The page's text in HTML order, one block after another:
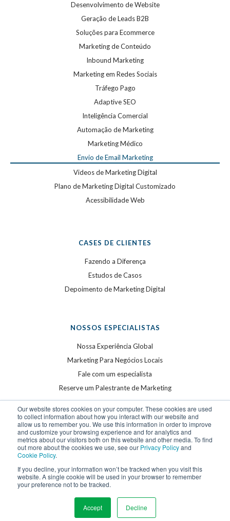
Our website stores cookies on your computer. These cookies are used
to collect information about how you interact with our website and
allow us to remember you. We use this information in order to improve
and customize your browsing experience and for analytics and
metrics about our visitors both on this website and other media. To find
out more about the cookies we use, see our Privacy Policyand
Cookie Policy.
If you decline, your information won’t be tracked when you visit this
website. A single cookie will be used in your browser to remember
your preference not to be tracked.
Accept Decline
Desenvolvimento de Website
Geração de Leads B2B
Soluções para Ecommerce
Marketing de Conteúdo
Inbound Marketing
Marketing em Redes Sociais
Tráfego Pago
Adaptive SEO
Inteligência Comercial
Automação de Marketing
Marketing Médico
Envio de Email Marketing
Videos de Marketing Digital
Plano de Marketing Digital Customizado
Acessibilidade Web
CASES DE CLIENTES
Fazendo a Diferença
Estudos de Casos
Depoimento de Marketing Digital
NOSSOS ESPECIALISTAS
Nossa Experiência Global
Marketing Para Negócios Locais
Fale com um especialista
Reserve um Palestrante de Marketing
©2026WSI. Todos os direitos reservados. WSI é uma
marca registrada.